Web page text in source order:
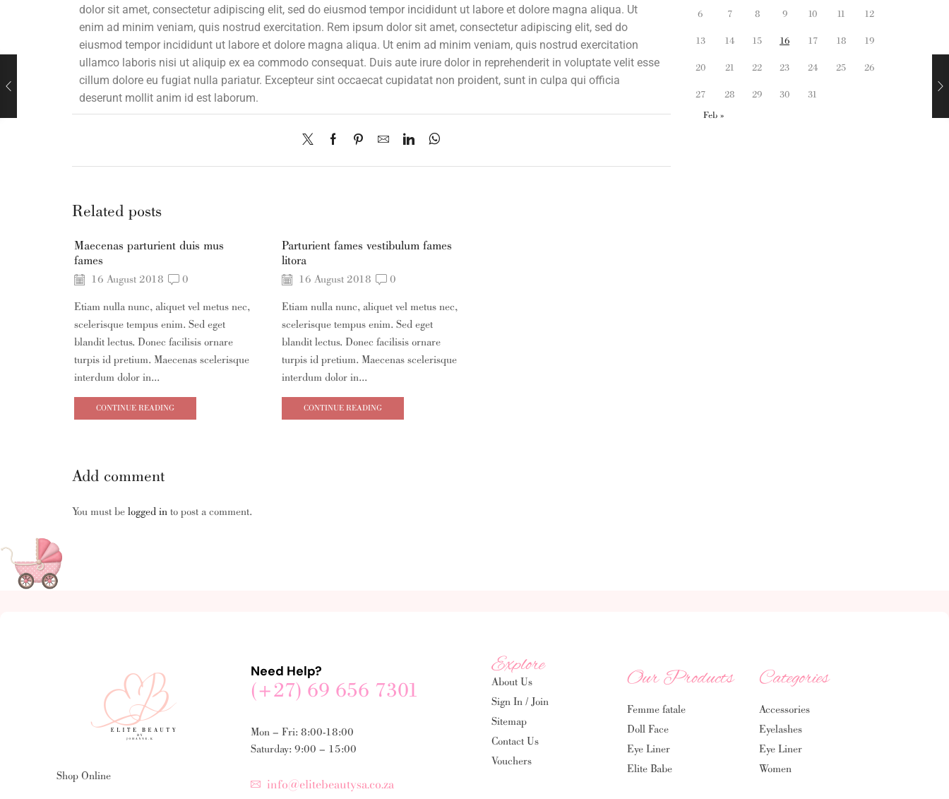
dolor sit amet, consectetur adipiscing elit, sed do eiusmod tempor incididunt ut labore et dolore magna aliqua. Ut
enim ad minim veniam, quis nostrud exercitation. Rem ipsum dolor sit amet, consectetur adipiscing elit, sed do
eiusmod tempor incididunt ut labore et dolore magna aliqua. Ut enim ad minim veniam, quis nostrud exercitation
ullamco laboris nisi ut aliquip ex ea commodo consequat. Duis aute irure dolor in reprehenderit in voluptate velit esse
cillum dolore eu fugiat nulla pariatur. Excepteur sint occaecat cupidatat non proident, sunt in culpa qui officia
deserunt mollit anim id est laborum.
Related posts
Maecenas parturient duis mus
fames
16 August 2018 0
Etiam nulla nunc, aliquet vel metus nec,
scelerisque tempus enim. Sed eget
blandit lectus. Donec facilisis ornare
turpis id pretium. Maecenas scelerisque
interdum dolor in...
CONTINUE READING
Parturient fames vestibulum fames
litora
16 August 2018 0
Etiam nulla nunc, aliquet vel metus nec,
scelerisque tempus enim. Sed eget
blandit lectus. Donec facilisis ornare
turpis id pretium. Maecenas scelerisque
interdum dolor in...
CONTINUE READING
Add comment
You must be logged in to post a comment.
6 7 8 9 10 11 12
13 14 15 16 17 18 19
20 21 22 23 24 25 26
27 28 29 30
31
Feb »
Shop Online
Need Help?
(+27) 69 656 7301
Mon – Fri: 8:00-18:00
Saturday: 9:00 – 15:00
info@elitebeautysa.co.za
Explore
About Us
Sign In / Join
Sitemap
Contact Us
Vouchers
Our Products
Femme fatale
Doll Face
Eye Liner
Elite Babe
Categories
Accessories
Eyelashes
Eye Liner
Women